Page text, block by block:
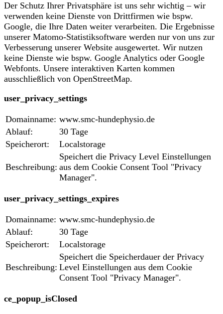
Der Schutz Ihrer Privatsphäre ist uns sehr wichtig – wir
verwenden keine Dienste von Drittfirmen wie bspw.
Google, die Ihre Daten weiter verarbeiten. Die Ergebnisse
unserer Matomo-Statistiksoftware werden nur von uns zur
Verbesserung unserer Website ausgewertet. Wir nutzen
keine Dienste wie bspw. Google Analytics oder Google
Webfonts. Unsere interaktiven Karten kommen
ausschließlich von OpenStreetMap.
user_privacy_settings
Domainname: www.smc-hundephysio.de
Ablauf:
30 Tage
Speicherort:
Localstorage
Beschreibung:
Speichert die Privacy Level Einstellungen
aus dem Cookie Consent Tool "Privacy
Manager".
user_privacy_settings_expires
Domainname: www.smc-hundephysio.de
Ablauf:
30 Tage
Speicherort:
Localstorage
Beschreibung:
Speichert die Speicherdauer der Privacy
Level Einstellungen aus dem Cookie
Consent Tool "Privacy Manager".
ce_popup_isClosed